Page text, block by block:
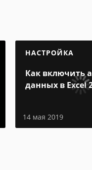
НАСТРОЙКА
Как включить
данных в Excel
14 мая 2019